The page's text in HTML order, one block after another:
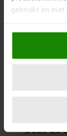
gebruikt en met
Als u het
locatie, die
scannen
verwerkt en
intrekken in de